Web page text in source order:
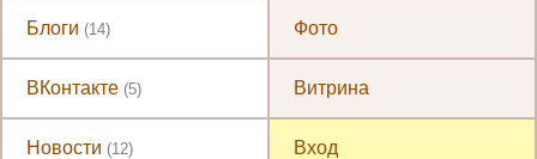
Блоги (14)
ВКонтакте (5)
Новости (12)
Фото
Витрина
Вход